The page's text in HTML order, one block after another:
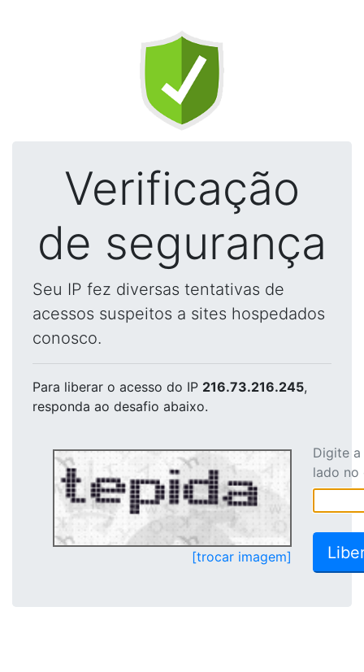
Verificação
de segurança
Seu IP fez diversas tentativas de
acessos suspeitos a sites hospedados
conosco.
Para liberar o acesso do IP 216.73.216.245,
responda ao desafio abaixo.
[trocar imagem]
Digite
lado no